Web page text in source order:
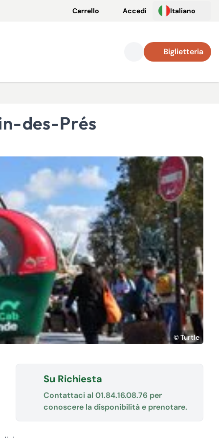
Carrello Accedi Italiano
Biglietteria
des-Prés
© Turtle
Su Richiesta
Contattaci al 01.84.16.08.76 per
conoscere la disponibilità e prenotare.